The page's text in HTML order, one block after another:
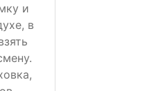
и
в